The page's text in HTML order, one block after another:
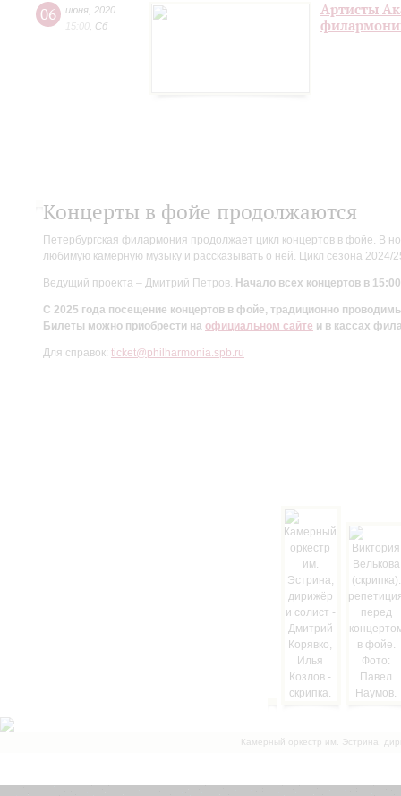
06 июня 2020
15:00 Сб
Артисты
Концерты в фойе продолжаются
Петербургская филармония продолжает цикл концертов в фойе. В
любимую камерную музыку и рассказывать о ней. Цикл сезона
Ведущий проекта – Дмитрий Петров. Начало всех концертов в
С 2025 года посещение концертов в фойе, традиционно
Билеты можно приобрести на официальном сайте и в кассах
Для справок: ticket@philharmonia.spb.ru
Камерный оркестр им. Эстрина,